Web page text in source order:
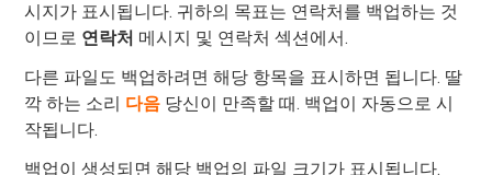
시지가 표시됩니다. 귀하의 목표는 연락처를 백업하는 것
이므로 연락처 메시지 및 연락처 섹션에서.
다른 파일도 백업하려면 해당 항목을 표시하면 됩니다. 딸
깍 하는 소리 다음 당신이 만족할 때. 백업이 자동으로 시
작됩니다.
백업이 생성되면 해당 백업의 파일 크기가 표시됩니다.